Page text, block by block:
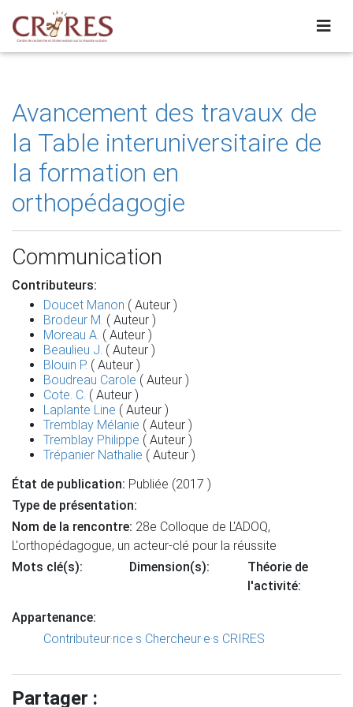
Avancement des travaux de
la Table interuniversitaire de
la formation en
orthopédagogie
Communication
Contributeurs:
Doucet Manon ( Auteur )
Brodeur M. ( Auteur )
Moreau A. ( Auteur )
Beaulieu J. ( Auteur )
Blouin P. ( Auteur )
Boudreau Carole ( Auteur )
Cote. C. ( Auteur )
Laplante Line ( Auteur )
Tremblay Mélanie ( Auteur )
Tremblay Philippe ( Auteur )
Trépanier Nathalie ( Auteur )
État de publication: Publiée (2017 )
Type de présentation:
Nom de la rencontre: 28e Colloque de L'ADOQ,
L'orthopédagogue, un acteur-clé pour la réussite
Mots clé(s):
Dimension(s):
Théorie de
l'activité:
Appartenance:
Contributeur·rice·s Chercheur·e·s CRIRES
Partager :